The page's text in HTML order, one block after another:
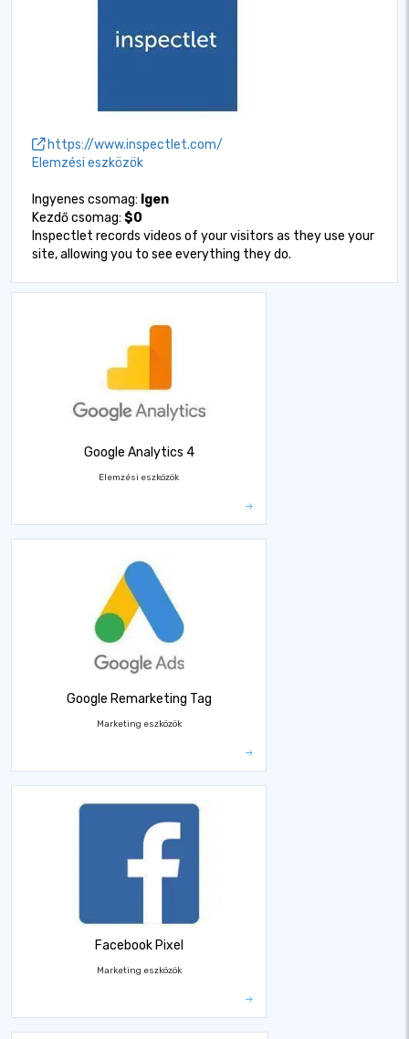
https://www.inspectlet.com/
Elemzési eszközök
Ingyenes csomag: Igen
Kezdő csomag: $0
Inspectlet records videos of your visitors as they use your
site, allowing you to see everything they do.
Google Analytics 4
Elemzési eszközök
Google Remarketing Tag
Marketing eszközök
Facebook Pixel
Marketing eszközök